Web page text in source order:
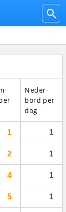
Neder­
börd per
dag
1 1
2 1
4 1
5 1